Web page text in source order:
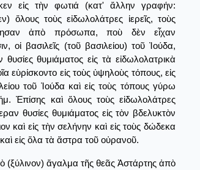
εἰς τὴν φωτιά (κατ' ἄλλην γραφήν:
ὅλους τοὺς εἰδωλολάτρες ἱερεῖς, τοὺς
ἀπὸ πρόσωπα, ποὺ δὲν εἶχαν
οἱ βασιλεῖς (τοῦ βασιλείου) τοῦ Ἰούδα,
θυμιάματος εἰς τὰ εἰδωλολατρικὰ
εὑρίσκοντο εἰς τοὺς ὑψηλοὺς τόπους, εἰς
τοῦ Ἰούδα καὶ εἰς τοὺς τόπους γύρω
Ἐπίσης καὶ ὅλους τοὺς εἰδωλολάτρες
θυσίες θυμιάματος εἰς τὸν βδελυκτὸν
καὶ εἰς τὴν σελήνην καὶ εἰς τοὺς δώδεκα
εἰς ὅλα τὰ ἄστρα τοῦ οὐρανοῦ.
(ξύλινον) ἄγαλμα τῆς θεᾶς Ἀστάρτης ἀπὸ